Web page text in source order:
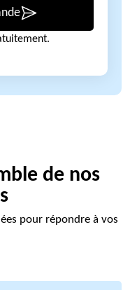
de nos
pour répondre à vos